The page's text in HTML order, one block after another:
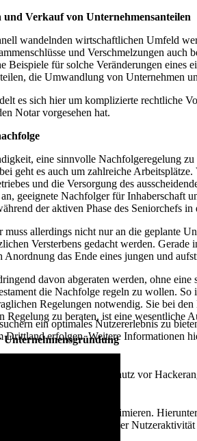
und Verkauf von Unternehmensanteilen
wandelnden wirtschaftlichen Umfeld
und Verschmelzungen auch
Beispiele für solche Veränderungen eines
die Umwandlung von Unternehmen
es sich hier um komplizierte rechtliche
Notar vorgesehen hat.
eine sinnvolle Nachfolgeregelung
geht es auch um zahlreiche
und die Versorgung des
geeignete Nachfolger für Inhaberschaft
der aktiven Phase des Seniorchefs
muss allerdings nicht nur an die geplante
Versterbens gedacht werden. Gerade
Anordnung das Ende eines jungen und
davon abgeraten werden, ohne
die Nachfolge regeln zu wollen. So
Regelungen notwendig. Sie bei
Regelung zu beraten, ist eine wesentliche
ein optimales Nutzererlebnis zu
Drittland erfolgen. Weitere Informationen
notwendig, z.B. zum Schutz vor
weiter zu optimieren.
die Nachverfolgung der Nutzeraktivität